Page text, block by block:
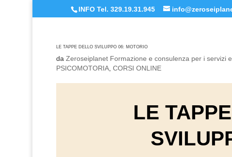
INFO Tel. 329.19.31.945
LE TAPPE DELLO SVILUPPO 06: MOTORIO
daZeroseiplanet Formazione e consulenza per i servizi
PSICOMOTORIA ,CORSI ONLINE
LE